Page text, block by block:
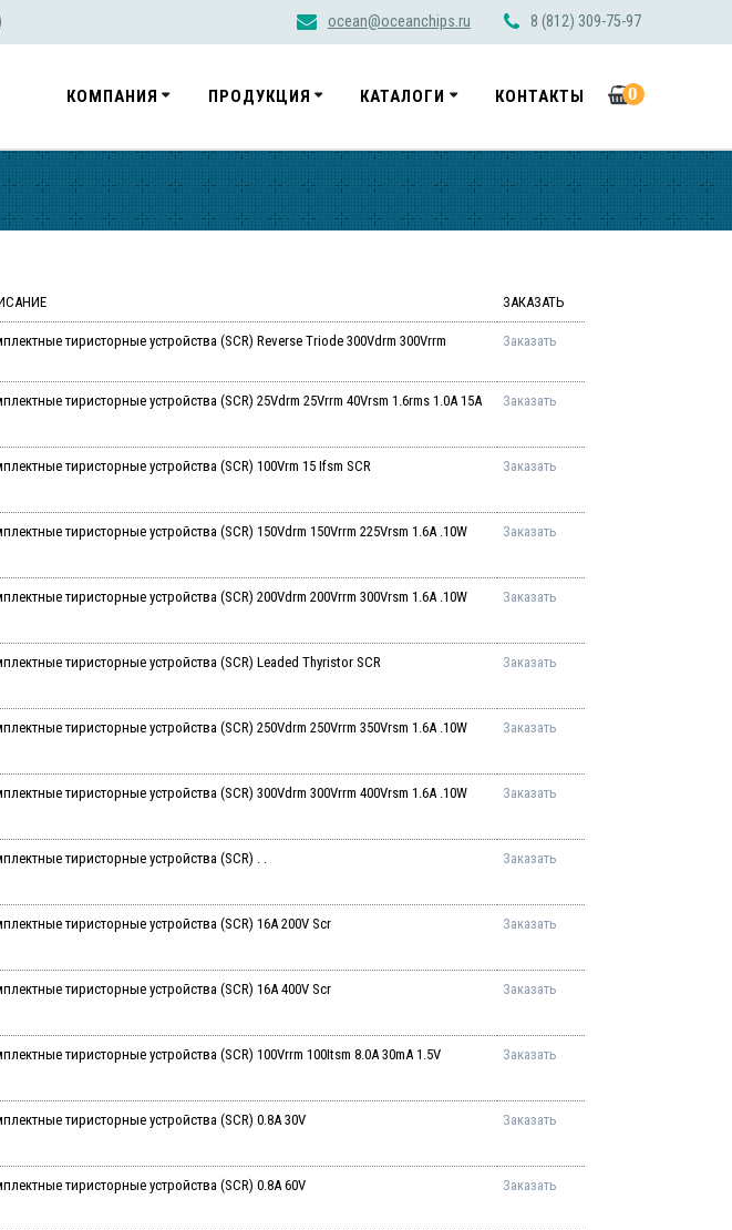
ocean@oceanchips.ru 8 (812) 309-75-97
КОМПАНИЯ ПРОДУКЦИЯ КАТАЛОГИ КОНТАКТЫ 0
ЗАКАЗАТЬ
тиристорные устройства (SCR) Reverse Triode 300Vdrm 300Vrrm Заказать
тиристорные устройства (SCR) 25Vdrm 25Vrrm 40Vrsm 1.6rms 1.0A 15A
Заказать
тиристорные устройства (SCR) 100Vrm 15 Ifsm SCR Заказать
тиристорные устройства (SCR) 150Vdrm 150Vrrm 225Vrsm 1.6A .10W Заказать
тиристорные устройства (SCR) 200Vdrm 200Vrrm 300Vrsm 1.6A .10W Заказать
тиристорные устройства (SCR) Leaded Thyristor SCR Заказать
тиристорные устройства (SCR) 250Vdrm 250Vrrm 350Vrsm 1.6A .10W Заказать
тиристорные устройства (SCR) 300Vdrm 300Vrrm 400Vrsm 1.6A .10W Заказать
тиристорные устройства (SCR) . . Заказать
тиристорные устройства (SCR) 16A 200V Scr Заказать
тиристорные устройства (SCR) 16A 400V Scr Заказать
тиристорные устройства (SCR) 100Vrrm 100Itsm 8.0A 30mA 1.5V Заказать
тиристорные устройства (SCR) 0.8A 30V Заказать
тиристорные устройства (SCR) 0.8A 60V Заказать